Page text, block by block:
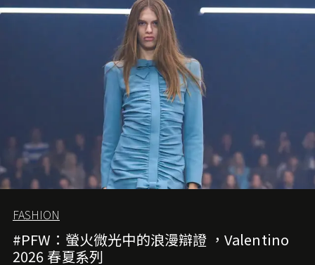
FASHION
#PFW：螢火微光中的浪漫辯證 ，Valentino
2026 春夏系列